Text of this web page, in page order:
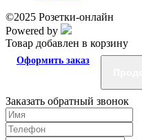
©2025 Розетки-онлайн
Powered by
Товар добавлен в корзину
Оформить заказ
Заказать обратный звонок